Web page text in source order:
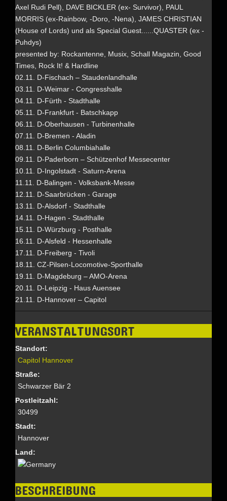
Axel Rudi Pell), DAVE BICKLER (ex- Survivor), PAUL
MORRIS (ex-Rainbow, -Doro, -Nena), JAMES CHRISTIAN
(House of Lords) und als Special Guest......QUASTER (ex -
Puhdys)
presented by: Rockantenne, Musix, Schall Magazin, Good
Times, Rock It! & Hardline
02.11. D-Fischach – Staudenlandhalle
03.11. D-Weimar - Congresshalle
04.11. D-Fürth - Stadthalle
05.11. D-Frankfurt - Batschkapp
06.11. D-Oberhausen - Turbinenhalle
07.11. D-Bremen - Aladin
08.11. D-Berlin Columbiahalle
09.11. D-Paderborn – Schützenhof Messecenter
10.11. D-Ingolstadt - Saturn-Arena
11.11. D-Balingen - Volksbank-Messe
12.11. D-Saarbrücken - Garage
13.11. D-Alsdorf - Stadthalle
14.11. D-Hagen - Stadthalle
15.11. D-Würzburg - Posthalle
16.11. D-Alsfeld - Hessenhalle
17.11. D-Freiberg - Tivoli
18.11. CZ-Pilsen-Locomotive-Sporthalle
19.11. D-Magdeburg – AMO-Arena
20.11. D-Leipzig - Haus Auensee
21.11. D-Hannover – Capitol
VERANSTALTUNGSORT
Standort:
Capitol Hannover
Straße:
Schwarzer Bär 2
Postleitzahl:
30499
Stadt:
Hannover
Land:
BESCHREIBUNG